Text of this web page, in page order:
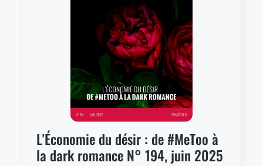
L'Économie du désir : de #MeToo à
la dark romance N° 194, juin 2025